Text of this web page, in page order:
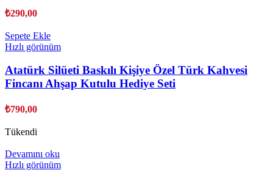
₺290,00
Sepete Ekle
Hızlı görünüm
Atatürk Silüeti Baskılı Kişiye Özel Türk Kahvesi
Fincanı Ahşap Kutulu Hediye Seti
₺790,00
Tükendi
Devamını oku
Hızlı görünüm